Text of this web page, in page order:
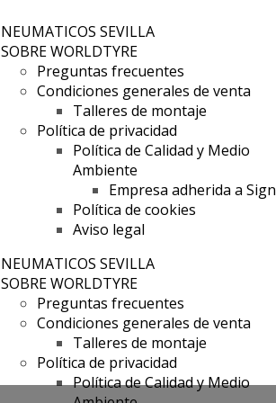
NEUMATICOS SEVILLA
SOBRE WORLDTYRE
Preguntas frecuentes
Condiciones generales de venta
Talleres de montaje
Política de privacidad
Política de Calidad y Medio
Ambiente
Empresa adherida a
Política de cookies
Aviso legal
NEUMATICOS SEVILLA
SOBRE WORLDTYRE
Preguntas frecuentes
Condiciones generales de venta
Talleres de montaje
Política de privacidad
Política de Calidad y Medio